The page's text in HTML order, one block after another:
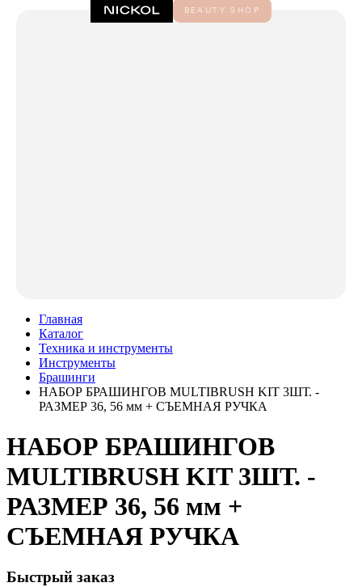
Главная
Каталог
Техника и инструменты
Инструменты
Брашинги
НАБОР БРАШИНГОВ MULTIBRUSH KIT 3ШТ. -
РАЗМЕР 36, 56 мм + СЪЕМНАЯ РУЧКА
НАБОР БРАШИНГОВ
MULTIBRUSH KIT 3ШТ. -
РАЗМЕР 36, 56 мм +
СЪЕМНАЯ РУЧКА
Быстрый заказ